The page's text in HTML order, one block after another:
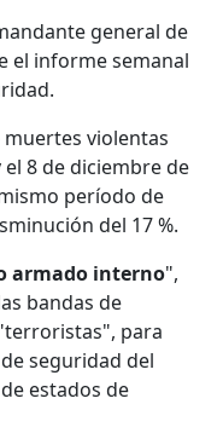
general de
el informe semanal
violentas
8 de diciembre de
período de
del 17 %.
armado interno",
bandas de
para
seguridad del
estados de